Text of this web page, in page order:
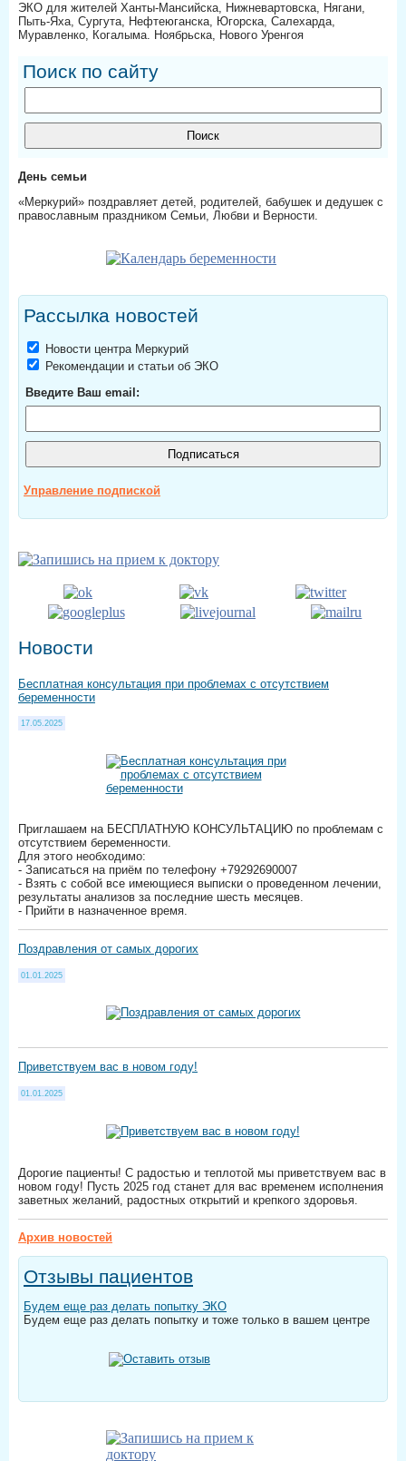
ЭКО для жителей Ханты-Мансийска, Нижневартовска, Нягани,
Пыть-Яха, Сургута, Нефтеюганска, Югорска, Салехарда,
Муравленко, Когалыма. Ноябрьска, Нового Уренгоя
Поиск по сайту
День семьи
«Меркурий» поздравляет детей, родителей, бабушек и дедушек с
православным праздником Семьи, Любви и Верности.
Рассылка новостей
Новости центра Меркурий
Рекомендации и статьи об ЭКО
Введите Ваш email:
Управление подпиской
Новости
Бесплатная консультация при проблемах с отсутствием
беременности
17.05.2025
Приглашаем на БЕСПЛАТНУЮ КОНСУЛЬТАЦИЮ по проблемам с
отсутствием беременности.
Для этого необходимо:
- Записаться на приём по телефону +79292690007
- Взять с собой все имеющиеся выписки о проведенном лечении,
результаты анализов за последние шесть месяцев.
- Прийти в назначенное время.
Поздравления от самых дорогих
01.01.2025
Приветствуем вас в новом году!
01.01.2025
Дорогие пациенты! С радостью и теплотой мы приветствуем вас в
новом году! Пусть 2025 год станет для вас временем исполнения
заветных желаний, радостных открытий и крепкого здоровья.
Архив новостей
Отзывы пациентов
Будем еще раз делать попытку ЭКО
Будем еще раз делать попытку и тоже только в вашем центре